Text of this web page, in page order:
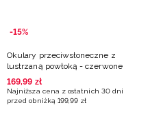
-15%
Okulary przeciwsłoneczne z
lustrzaną powłoką - czerwone
169,99 zł
Najniższa cena z ostatnich 30 dni
przed obniżką 199,99 zł